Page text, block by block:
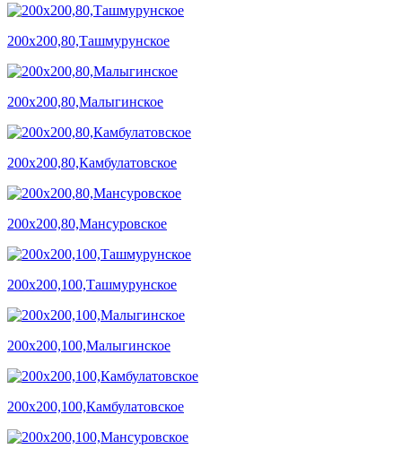
200х200,80,Ташмурунское
200х200,80,Малыгинское
200х200,80,Камбулатовское
200х200,80,Мансуровское
200х200,100,Ташмурунское
200х200,100,Малыгинское
200х200,100,Камбулатовское